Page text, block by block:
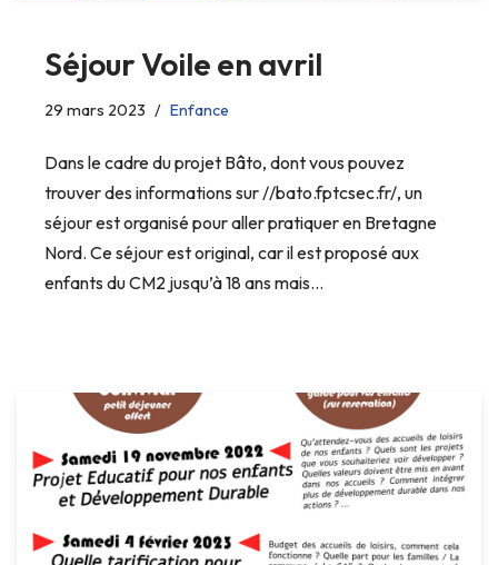
Séjour Voile en avril
29 mars 2023 Enfance
Dans le cadre du projet Bâto, dont vous pouvez
trouver des informations sur //bato.fptcsec.fr/, un
séjour est organisé pour aller pratiquer en Bretagne
Nord. Ce séjour est original, car il est proposé aux
enfants du CM2 jusqu’à 18 ans mais…